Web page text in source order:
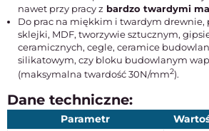
nawet przy pracy z bardzo twardymi
Do prac na miękkim i twardym drewnie,
sklejki, MDF, tworzywie sztucznym,
ceramicznych, cegle, ceramice
silikatowym, czy bloku budowlanym
(maksymalna twardość 30N/mm2).
Dane techniczne:
Parametr